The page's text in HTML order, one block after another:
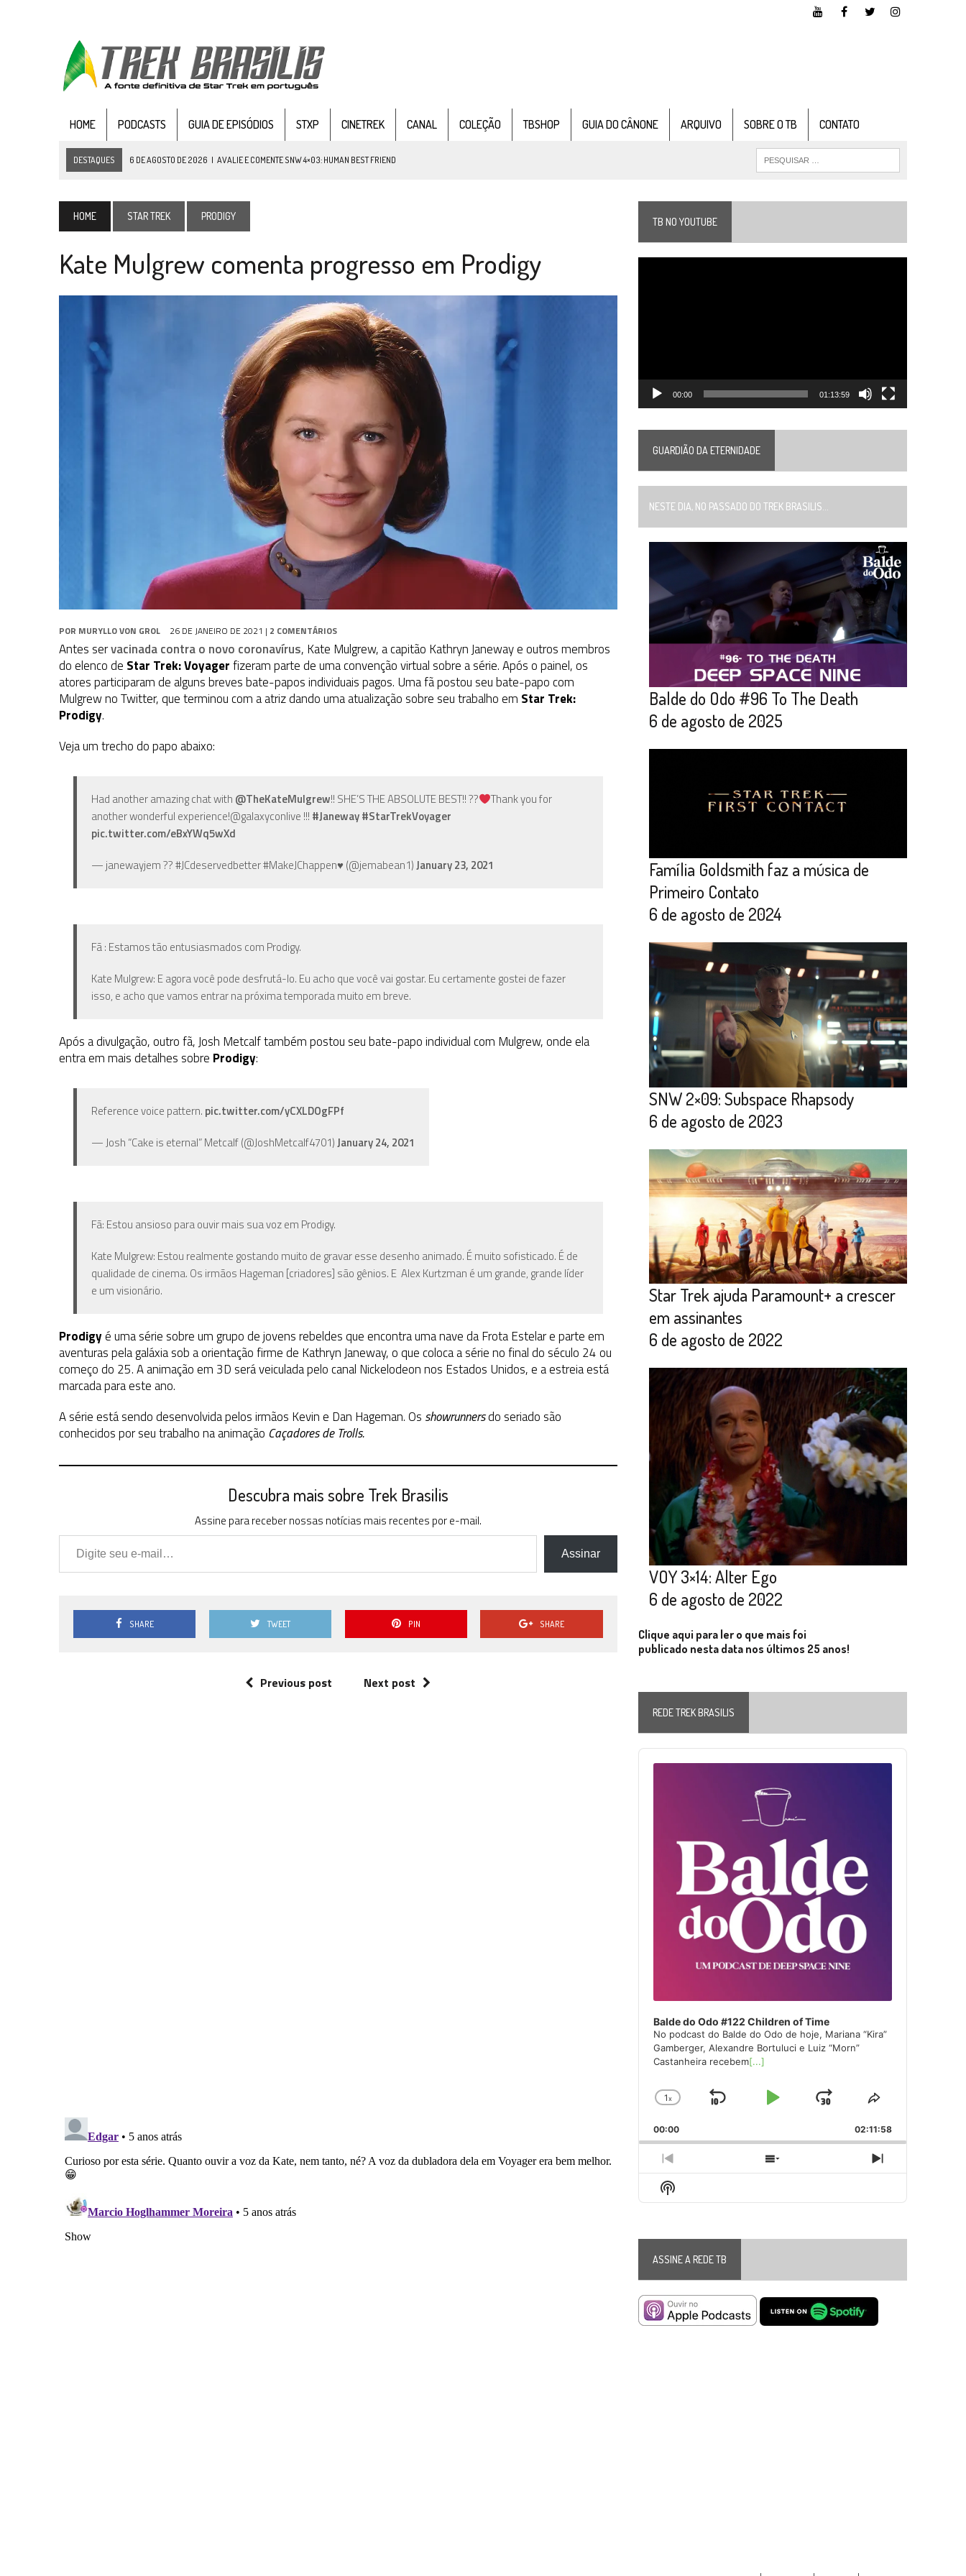
HOME PODCASTS GUIA DE EPISÓDIOS STXP CINETREK CANAL COLEÇÃO TBSHOP GUIA DO CÂNONE ARQUIVO SOBRE O TB CONTATO
DESTAQUES 6 DE AGOSTO DE 2026 | AVALIE E COMENTE SNW 4×03: HUMAN BEST FRIEND
3 DE AGOSTO DE 2026 | VEJA FOTOS DO TERCEIRO EPISÓDIO DA 4ª TEMPORADA DE STRANGE NEW WORDS
3 DE AGOSTO DE 2026 PARAMOUNT E CBS DERRUBAM NOVO VÍDEO DO FILME DE FÃS AXANAR HORAS APÓS ESTREIA
| TB AO VIVO | STAR TREK: STRANGE NEW WORLDS – “THE GRIFFIN INCIDENT” (4×02)
ELENCO DE STRANGE NEW WORLDS ENCARA O FIM DE UMA ERA NA SDCC
GRANDES JORNADAS | QUATRO EPISÓDIOS DESTAR TREKSOBRE DIFERENTES PONTOS DE VISTA
31 DE JULHO DE 2026 BOX DELUXE DO ANO 5 DACOLEÇÃO TREK BRASILIS JÁ DISPONÍVEL EM PRÉ-VENDA!
6 DE AGOSTO DE 2026 NOVA TEMPORADA DETHE CENTER SEAT, SÉRIE DOCUMENTAL DESTAR TREK , CHEGA EM 8 DE SETEMBRO
HOME STAR TREK PRODIGY
Kate Mulgrew comenta progresso em Prodigy
POR MURYLLO VON GROL 26 DE JANEIRO DE 2021 | 2 COMENTÁRIOS
Antes servacinada contra o novo coronavírus, Kate Mulgrew, a capitão Kathryn Janeway e outros membros
do elenco de Star Trek: Voyagerfizeram parte de uma convenção virtual sobre a série. Após o painel, os
atores participaram de alguns breves bate-papos individuais pagos. Uma fã postou seu bate-papo com
Mulgrew no Twitter, que terminou com a atriz dando uma atualização sobre seu trabalho em Star Trek:
Prodigy.
Veja um trecho do papo abaixo:
Had another amazing chat with @TheKateMulgrew!! SHE’S THE ABSOLUTE BEST!! ??
Thank you for
another wonderful experience!@galaxyconlive !!! #Janeway#StarTrekVoyager
pic.twitter.com/eBxYWq5wXd
— janewayjem ?? #JCdeservedbetter #MakeJChappen♥️ (@jemabean1)January 23, 2021
Fã : Estamos tão entusiasmados com Prodigy.
Kate Mulgrew: E agora você pode desfrutá-lo. Eu acho que você vai gostar. Eu certamente gostei de fazer
isso, e acho que vamos entrar na próxima temporada muito em breve.
Após a divulgação, outro fã, Josh Metcalf também postou seu bate-papo individual com Mulgrew, onde ela
entra em mais detalhes sobre Prodigy:
Reference voice pattern. pic.twitter.com/yCXLDOgFPf
— Josh “Cake is eternal” Metcalf (@JoshMetcalf4701)January 24, 2021
Fã: Estou ansioso para ouvir mais sua voz em Prodigy.
Kate Mulgrew: Estou realmente gostando muito de gravar esse desenho animado. É muito sofisticado. É de
qualidade de cinema. Os irmãos Hageman [criadores] são gênios. E Alex Kurtzman é um grande, grande líder
e um visionário.
Prodigyé uma série sobre um grupo de jovens rebeldes que encontra uma nave da Frota Estelar e parte em
aventuras pela galáxia sob a orientação firme de Kathryn Janeway, o que coloca a série no final do século 24 ou
começo do 25. A animação em 3D será veiculada pelo canal Nickelodeon nos Estados Unidos, e a estreia está
marcada para este ano.
A série está sendo desenvolvida pelos irmãos Kevin e Dan Hageman. Os showrunnersdo seriado são
conhecidos por seu trabalho na animação Caçadores de Trolls.
Descubra mais sobre Trek Brasilis
Assine para receber nossas notícias mais recentes por e-mail.
Digite seu e-mail…
Assinar
SHARE TWEET PIN SHARE
Previous post Next post
TB NO YOUTUBE
00:00 01:13:59
GUARDIÃO DA ETERNIDADE
NESTE DIA, NO PASSADO DO TREK BRASILIS...
Balde do Odo #96 To The Death
6 de agosto de 2025
Família Goldsmith faz a música de
Primeiro Contato
6 de agosto de 2024
SNW 2×09: Subspace Rhapsody
6 de agosto de 2023
Star Trek ajuda Paramount+ a crescer
em assinantes
6 de agosto de 2022
VOY 3×14: Alter Ego
6 de agosto de 2022
Clique aqui para ler o que mais foi
publicado nesta data nos últimos 25 anos!
REDE TREK BRASILIS
Audio
Player
Balde do Odo #122 Children of Time
No podcast do Balde do Odo de hoje, Mariana “Kira”
Gamberger, Alexandre Bortuluci e Luiz “Morn”
Castanheira recebem[...]
Change
Rate
1x
Skip
Play
Jump
Forward
Share
Episode
00:00 02:11:58
Previous
Episode
Show
Episodes
Next
Episode
Show
Podcast
ASSINE A REDE TB